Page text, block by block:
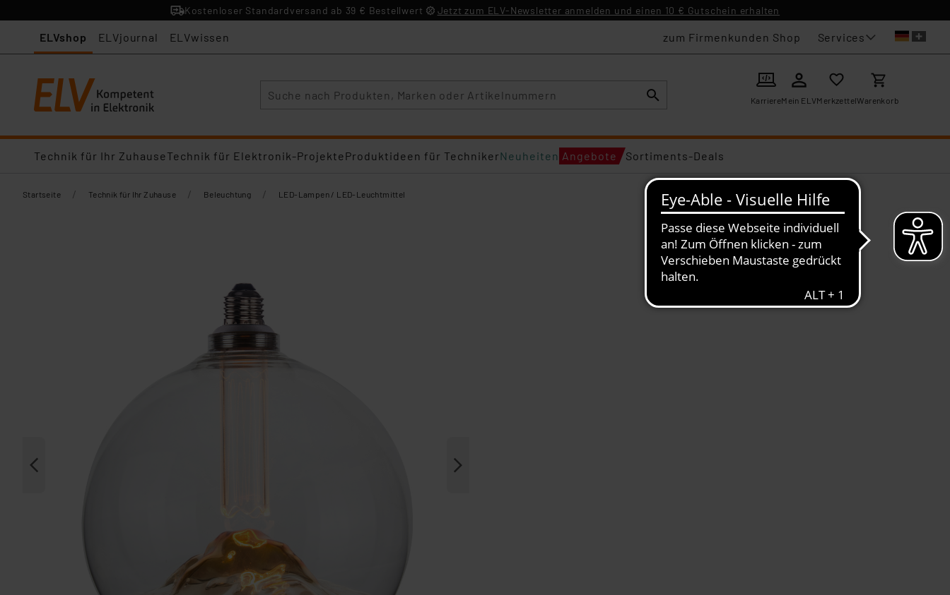
Kostenloser Standardversand ab 39 € Bestellwert Jetzt zum ELV-Newsletter anmelden und einen 10 € Gutschein erhalten
ELVshop ELVjournal ELVwissen zum Firmenkunden Shop Services
KarriereMein ELVMerkzettelWarenkorb
Technik für Ihr ZuhauseTechnik für Elektronik-ProjekteProduktideen für TechnikerNeuheiten Angebote Sortiments-Deals
Startseite / Technik für Ihr Zuhause / Beleuchtung / LED-Lampen / LED-Leuchtmittel